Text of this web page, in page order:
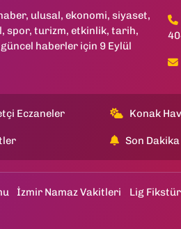
ulusal, ekonomi, siyaset,
spor, turizm, etkinlik, tarih,
haberler için 9 Eylül
Eczaneler Konak
Son
İzmir Namaz Vakitleri Lig